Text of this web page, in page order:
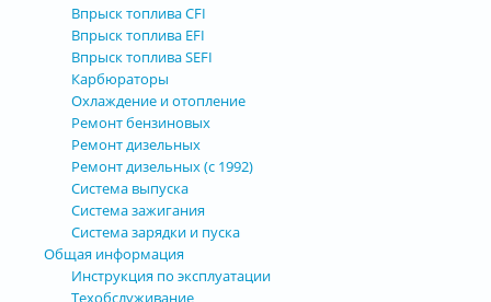
Впрыск топлива CFI
Впрыск топлива EFI
Впрыск топлива SEFI
Карбюраторы
Охлаждение и отопление
Ремонт бензиновых
Ремонт дизельных
Ремонт дизельных (с 1992)
Система выпуска
Система зажигания
Система зарядки и пуска
Общая информация
Инструкция по эксплуатации
Техобслуживание